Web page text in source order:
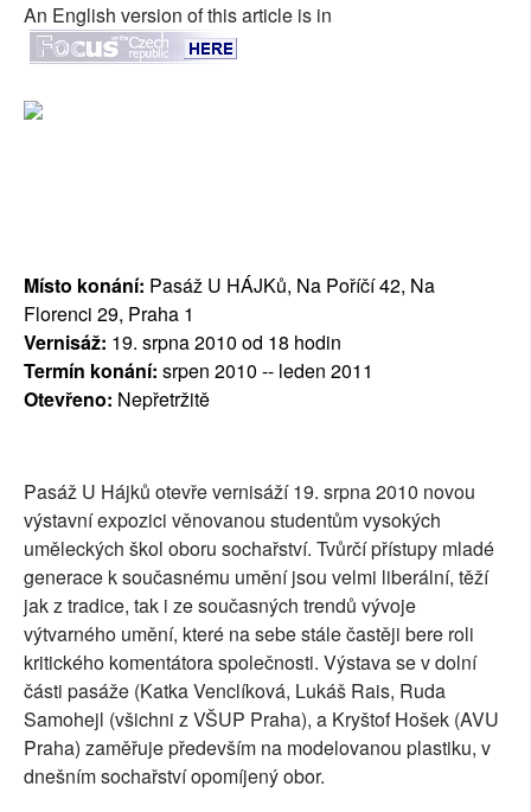
An English version of this article is in
Místo konání: Pasáž U HÁJKů, Na Poříčí 42, Na
Florenci 29, Praha 1
Vernisáž: 19. srpna 2010 od 18 hodin
Termín konání: srpen 2010 -- leden 2011
Otevřeno: Nepřetržitě
Pasáž U Hájků otevře vernisáží 19. srpna 2010 novou
výstavní expozici věnovanou studentům vysokých
uměleckých škol oboru sochařství. Tvůrčí přístupy mladé
generace k současnému umění jsou velmi liberální, těží
jak z tradice, tak i ze současných trendů vývoje
výtvarného umění, které na sebe stále častěji bere roli
kritického komentátora společnosti. Výstava se v dolní
části pasáže (Katka Venclíková, Lukáš Rais, Ruda
Samohejl (všichni z VŠUP Praha), a Kryštof Hošek (AVU
Praha) zaměřuje především na modelovanou plastiku, v
dnešním sochařství opomíjený obor.